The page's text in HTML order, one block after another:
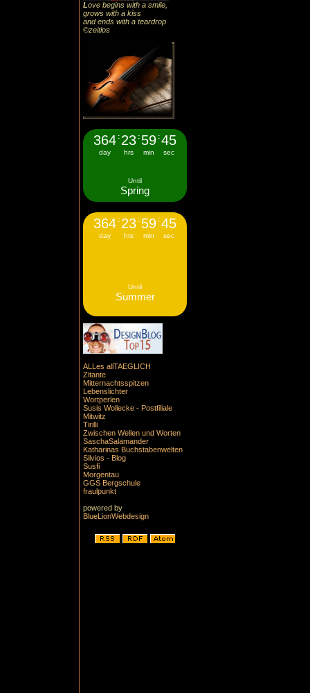
Love begins with a smile,
grows with a kiss
and ends with a teardrop
©zeitlos
364
day
: 23
hrs
: 59
min
:44
sec
Until
Spring
364
day
: 23
hrs
: 59
min
:44
sec
Until
Summer
ALLes allTAEGLICH
Zitante
Mitternachtsspitzen
Lebenslichter
Wortperlen
Susis Wollecke - Postfiliale
Mitwitz
Tirilli
Zwischen Wellen und Worten
SaschaSalamander
Katharinas Buchstabenwelten
Silvios - Blog
Susfi
Morgentau
GGS Bergschule
fraulpunkt
powered by
BlueLionWebdesign